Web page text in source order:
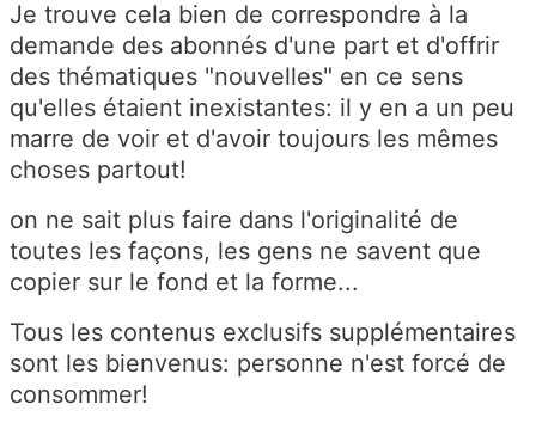
Je trouve cela bien de correspondre à la
demande des abonnés d'une part et d'offrir
des thématiques "nouvelles" en ce sens
qu'elles étaient inexistantes: il y en a un peu
marre de voir et d'avoir toujours les mêmes
choses partout!
on ne sait plus faire dans l'originalité de
toutes les façons, les gens ne savent que
copier sur le fond et la forme...
Tous les contenus exclusifs supplémentaires
sont les bienvenus: personne n'est forcé de
consommer!